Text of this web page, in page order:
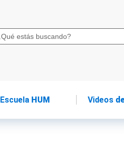
Escuela HUM Videos